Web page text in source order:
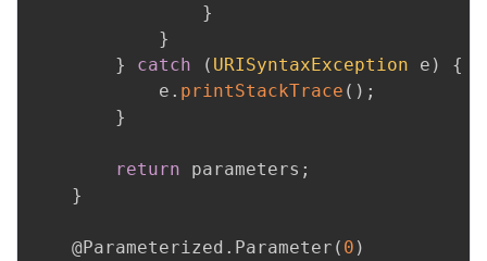
}
}
}
catch ( URISyntaxException e )
{
            e
. printStackTrace ( ) ;
}
return parameters ;
}
@Parameterized.Parameter ( 0 )